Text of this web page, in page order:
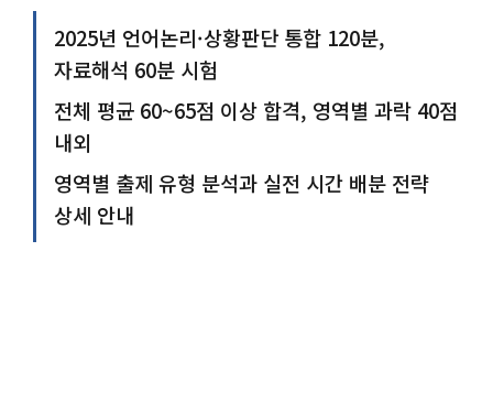
2025년 언어논리·상황판단 통합 120분,
자료해석 60분 시험
전체 평균 60~65점 이상 합격, 영역별 과락 40점
내외
영역별 출제 유형 분석과 실전 시간 배분 전략
상세 안내